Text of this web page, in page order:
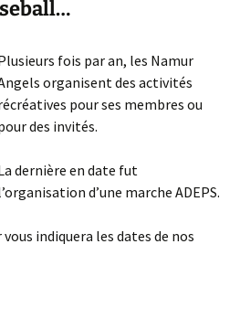
fois par an, les Namur
organisent des activités
pour ses membres ou
des invités.
dernière en date fut
d’une marche ADEPS.
indiquera les dates de nos